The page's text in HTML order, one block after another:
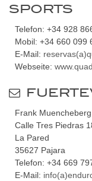
SPORTS
Telefon: +34 928
Mobil: +34 660 099
E-Mail:
Webseite:
Frank Muencheberg
Calle Tres Piedras
La Pared
35627 Pajara
Telefon: +34 669
E-Mail: